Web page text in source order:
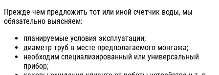
Прежде чем предложить тот или иной счетчик воды, мы
обязательно выясняем:
планируемые условия эксплуатации;
диаметр труб в месте предполагаемого монтажа;
необходим специализированный или универсальный
прибор;